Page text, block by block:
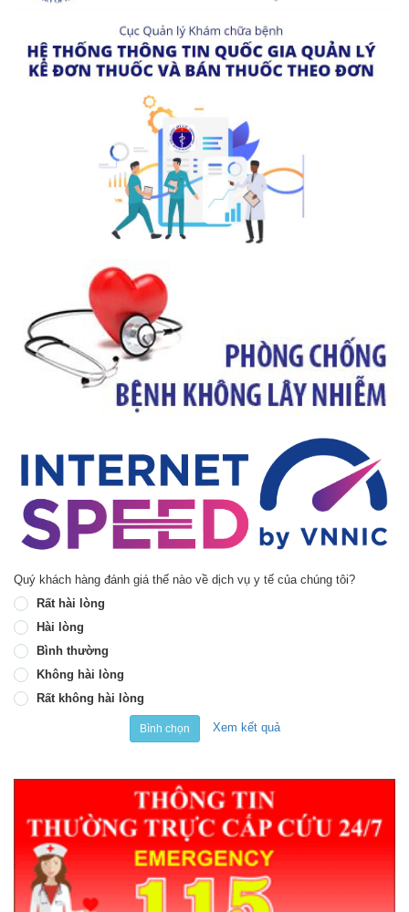
Quý khách hàng đánh giá thế nào về dịch vụ y tế của chúng tôi?
Rất hài lòng
Hài lòng
Bình thường
Không hài lòng
Rất không hài lòng
Bình chọn Xem kết quả